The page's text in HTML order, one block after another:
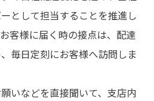
として担当することを推進し
客様に届く時の接点は、配達
毎日定刻にお客様へ訪問しま
いなどを直接聞いて、支店内